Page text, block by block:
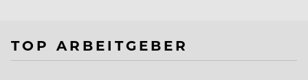
TOP ARBEITGEBER